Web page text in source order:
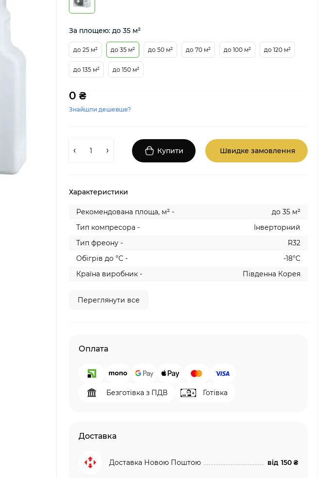
За площею: до 35 м²
до 25 м² до 35 м² до 50 м² до 70 м² до 100 м² до 120 м²
до 135 м² до 150 м²
0 ₴
Знайшли дешевше?
Купити Швидке замовлення
Характеристики
Рекомендована площа, м² -
до 35 м²
Тип компресора -
Інверторний
Тип фреону -
R32
Обігрів до °C -
-18°C
Країна виробник -
Південна Корея
Переглянути все
Оплата
Безготівка з ПДВ Готівка
Доставка
Доставка Новою Поштою від 150 ₴